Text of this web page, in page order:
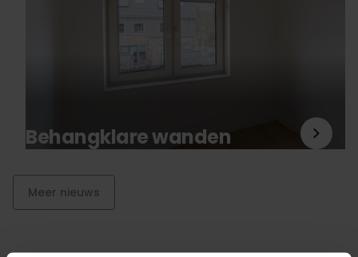
Behangklare wanden
Meer nieuws